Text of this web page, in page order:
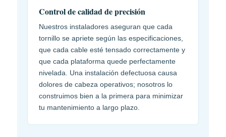
Control de calidad de precisión
Nuestros instaladores aseguran que cada
tornillo se apriete según las especificaciones,
que cada cable esté tensado correctamente y
que cada plataforma quede perfectamente
nivelada. Una instalación defectuosa causa
dolores de cabeza operativos; nosotros lo
construimos bien a la primera para minimizar
tu mantenimiento a largo plazo.